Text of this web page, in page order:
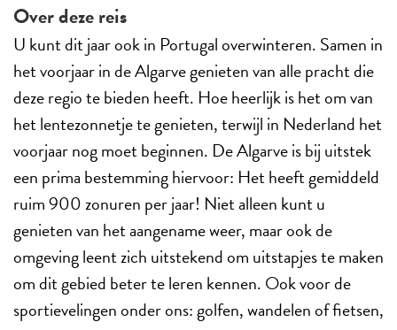
Over deze reis
U kunt dit jaar ook in Portugal overwinteren. Samen in
het voorjaar in de Algarve genieten van alle pracht die
deze regio te bieden heeft. Hoe heerlijk is het om van
het lentezonnetje te genieten, terwijl in Nederland het
voorjaar nog moet beginnen. De Algarve is bij uitstek
een prima bestemming hiervoor: Het heeft gemiddeld
ruim 900 zonuren per jaar! Niet alleen kunt u
genieten van het aangename weer, maar ook de
omgeving leent zich uitstekend om uitstapjes te maken
om dit gebied beter te leren kennen. Ook voor de
sportievelingen onder ons: golfen, wandelen of fietsen,